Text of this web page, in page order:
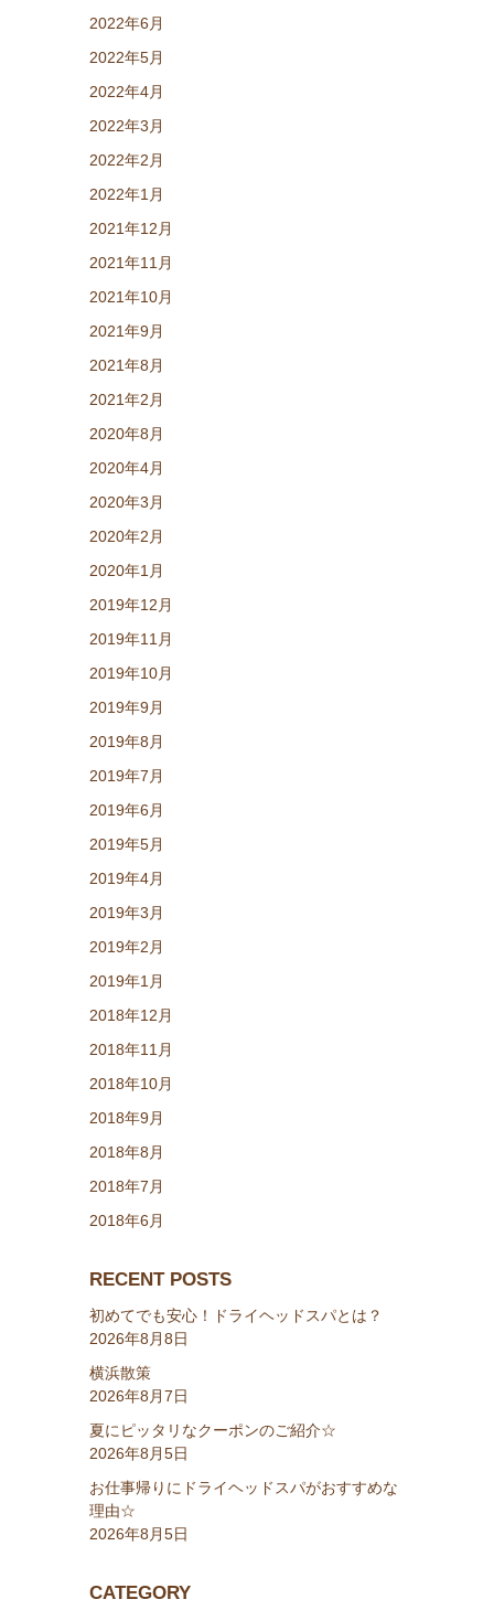
2022年6月
2022年5月
2022年4月
2022年3月
2022年2月
2022年1月
2021年12月
2021年11月
2021年10月
2021年9月
2021年8月
2021年2月
2020年8月
2020年4月
2020年3月
2020年2月
2020年1月
2019年12月
2019年11月
2019年10月
2019年9月
2019年8月
2019年7月
2019年6月
2019年5月
2019年4月
2019年3月
2019年2月
2019年1月
2018年12月
2018年11月
2018年10月
2018年9月
2018年8月
2018年7月
2018年6月
RECENT POSTS
初めてでも安心！ドライヘッドスパとは？
2026年8月8日
横浜散策
2026年8月7日
夏にピッタリなクーポンのご紹介☆
2026年8月5日
お仕事帰りにドライヘッドスパがおすすめな
理由☆
2026年8月5日
CATEGORY